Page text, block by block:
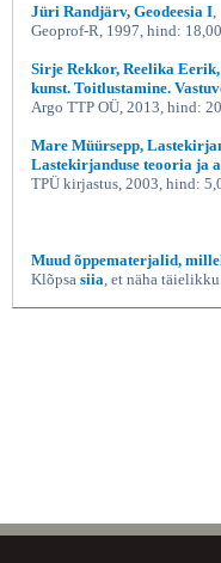
Jüri Randjärv, Geodeesia I
Geoprof-R, 1997, hind:
Sirje Rekkor, Reelika
kunst. Toitlustamine.
Argo TTP OÜ, 2013, hind:
Mare Müürsepp,
Lastekirjanduse teooria ja
TPÜ kirjastus, 2003, hind:
Muud õppematerjalid,
Klõpsa siia , et näha